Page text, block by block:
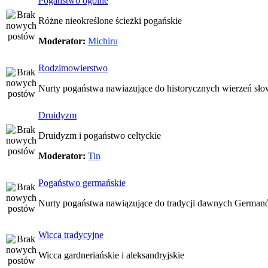
Różne nieokreślone ścieżki pogańskie
Moderator: Michiru
Rodzimowierstwo
Nurty pogaństwa nawiazujące do historycznych wierzeń
Druidyzm
Druidyzm i pogaństwo celtyckie
Moderator: Tin
Pogaństwo germańskie
Nurty pogaństwa nawiązujące do tradycji dawnych
Wicca tradycyjne
Wicca gardneriańskie i aleksandryjskie